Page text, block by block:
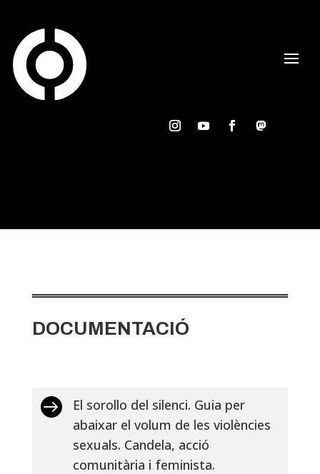
DOCUMENTACIÓ

El sorollo del silenci. Guia per
abaixar el volum de les violències
sexuals. Candela, acció
comunitària i feminista.